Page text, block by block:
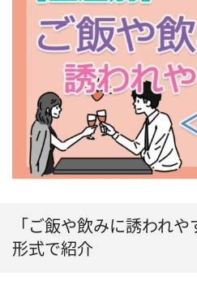
「ご飯や飲みに誘われ
形式で紹介